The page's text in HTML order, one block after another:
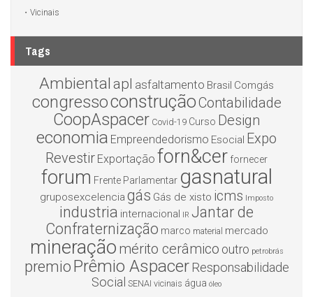
Vicinais
Tags
Ambiental apl asfaltamento Brasil Comgás
congressoconstruçãoContabilidade
CoopAspacer Covid-19 Curso Design
economia Empreendedorismo Esocial Expo
Revestir Exportação forn&cer fornecer
forum Frente Parlamentar gasnatural
gruposexcelencia gás Gás de xisto icms Imposto
industria internacional IR Jantar de
Confraternização marco material mercado
mineração mérito cerâmico outro petrobrás
premio Prêmio Aspacer Responsabilidade
Social SENAI vicinais água óleo